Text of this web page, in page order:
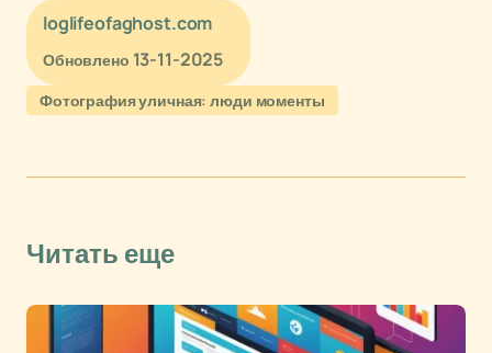
loglifeofaghost.com
Обновлено 13-11-2025
Фотография уличная: люди моменты
Читать еще